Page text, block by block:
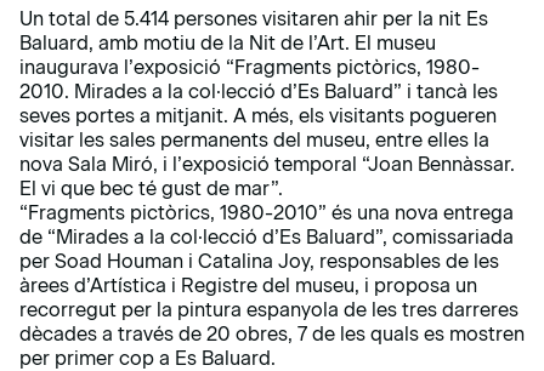
Un total de 5.414 persones visitaren ahir per la nit Es
Baluard, amb motiu de la Nit de l’Art. El museu
inaugurava l’exposició “Fragments pictòrics, 1980-
2010. Mirades a la col·lecció d’Es Baluard” i tancà les
seves portes a mitjanit. A més, els visitants pogueren
visitar les sales permanents del museu, entre elles la
nova Sala Miró, i l’exposició temporal “Joan Bennàssar.
El vi que bec té gust de mar”.
“Fragments pictòrics, 1980-2010” és una nova entrega
de “Mirades a la col·lecció d’Es Baluard”, comissariada
per Soad Houman i Catalina Joy, responsables de les
àrees d’Artística i Registre del museu, i proposa un
recorregut per la pintura espanyola de les tres darreres
dècades a través de 20 obres, 7 de les quals es mostren
per primer cop a Es Baluard.